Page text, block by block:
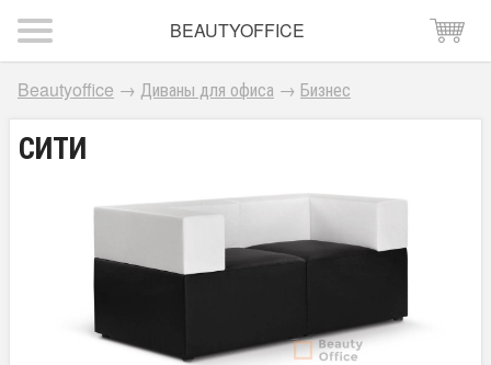
BEAUTYOFFICE
Beautyoffice → Диваны для офиса → Бизнес
СИТИ